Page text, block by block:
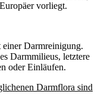
vorliegt.
Darmreinigung.
Darmmilieus, letztere
oder Einläufen.
Darmflora sind